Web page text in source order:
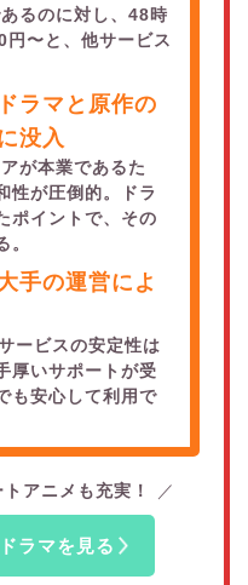
るのに対し、48時
円〜と、他サービス
ラマと原作の
没入
が本業であるた
性が圧倒的。ドラ
ポイントで、その
。
手の運営によ
ービスの安定性は
厚いサポートが受
も安心して利用で
アニメも充実！
ラマを見る